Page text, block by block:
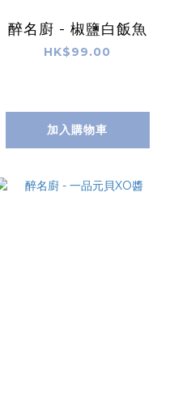
醉名廚 - 椒鹽白飯魚
HK$99.00
加入購物車